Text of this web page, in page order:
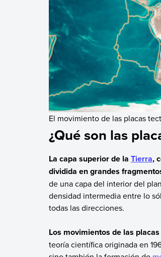
El movimiento de las placas
¿Qué son las
La capa superior de la Tierra,
dividida en grandes
de una capa del interior del
densidad intermedia entre lo
todas las direcciones.
Los movimientos de las
teoría científica originada en